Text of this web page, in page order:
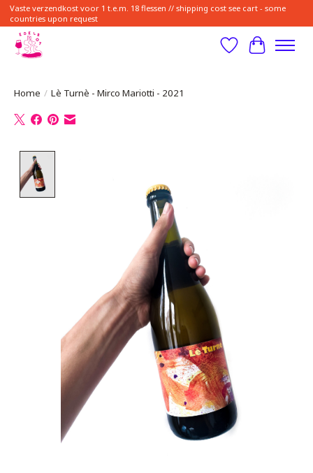
Vaste verzendkost voor 1 t.e.m. 18 flessen // shipping cost see cart - some
countries upon request
Verlanglijst
Home / Lè Turnè - Mirco Mariotti - 2021